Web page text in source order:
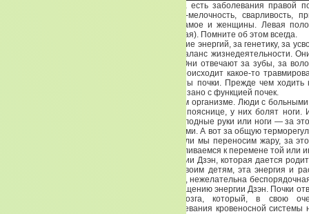
Вот когда убирают правую почку, или когда есть заболевания правой
начинают преобладать женские качества -мелочность, сварливость,
больше уходят мужские качества. То же самое и женщины. Левая
Иньская (женская), правая — Яньская (мужская). Помните об этом всегда.
Так вот почки отвечают как раз за соотношение энергий, за генетику, за
поддерживают совершенно потрясающий баланс жизнедеятельности.
за все, что связано с костным аппаратом. Они отвечают за зубы, за
почек — это слух. Если падает слух, или происходит какое-то
идти выделения из ушей — в этом виноваты почки. Прежде чем
почками. Падение слуха всегда напрямую связано с функцией почек.
Почки являются источником энергии в нашем организме. Люди с
которых нет сил, у них постоянные боли в пояснице, у них болят ноги.
терморегуляцию. Не за то — теплые или холодные руки или ноги — за
когда почистите кишечник, ноги станут теплыми. А вот за общую
больше или меньше, знобит ли нас, плохо ли мы переносим жару, за
общую терморегуляцию — как мы приспосабливаемся к перемене той или
Дело в том, что тот сгусток энергии — энергии Дзэн, которая дается
зачатия, и которую мы передаем дальше своим детям, эта энергия и
Поэтому нежелательны для почек инфекции, нежелательна
жизнь, которая обязательно приводит к истощению энергии Дзэн. Почки
и интенсивность выработки костного мозга, который, в свою
кровообразованию. Злокачественные заболевания кровеносной